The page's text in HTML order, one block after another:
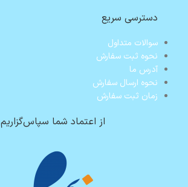
دسترسی سریع
سوالات متداول
نحوه ثبت سفارش
آدرس ما
نحوه ارسال سفارش
زمان ثبت سفارش
از اعتماد شما سپاس‌گزاریم